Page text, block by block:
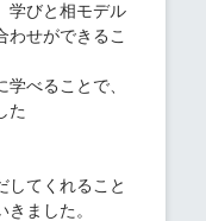
学びと相モデル
わせができるこ
べることで、
た
してくれること
ました。